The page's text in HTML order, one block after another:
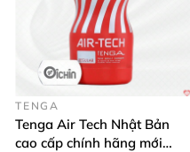
TENGA
Tenga Air Tech Nhật Bản
cao cấp chính hãng mới